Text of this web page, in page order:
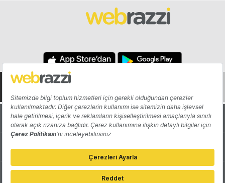
Hakkında Yazarlar
Katkıda Bulun Reklam